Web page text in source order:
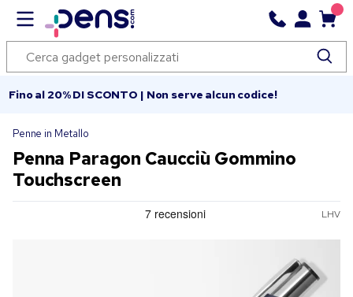
Fino al 20% DI SCONTO | Non serve alcun codice!
Penne in Metallo
Penna Paragon Caucciù Gommino
Touchscreen
LHV